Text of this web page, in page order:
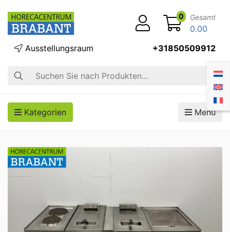
Suche
Ausstellungsraum +31850509912
0 Gesamt
0.00
Kategorien Menü